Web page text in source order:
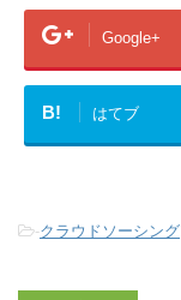
Google+
B! はてブ
-クラウドソーシング